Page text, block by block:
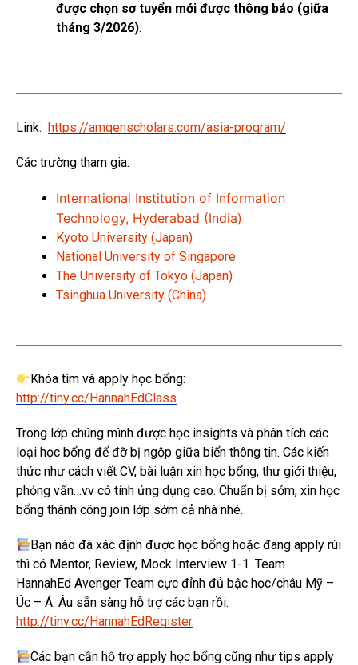
được chọn sơ tuyển mới được thông báo (giữa
tháng 3/2026).
Link: https://amgenscholars.com/asia-program/
Các trường tham gia:
International Institution of Information
Technology, Hyderabad (India)
Kyoto University (Japan)
National University of Singapore
The University of Tokyo (Japan)
Tsinghua University (China)
Khóa tìm và apply học bổng:
http://tiny.cc/HannahEdClass
Trong lớp chúng mình được học insights và phân tích các
loại học bổng để đỡ bị ngộp giữa biển thông tin. Các kiến
thức như cách viết CV, bài luận xin học bổng, thư giới thiệu,
phỏng vấn…vv có tính ứng dụng cao. Chuẩn bị sớm, xin học
bổng thành công join lớp sớm cả nhà nhé.
Bạn nào đã xác định được học bổng hoặc đang apply rùi
thì có Mentor, Review, Mock Interview 1-1. Team
HannahEd Avenger Team cực đỉnh đủ bậc học/châu Mỹ –
Úc – Á. Âu sẵn sàng hỗ trợ các bạn rồi:
http://tiny.cc/HannahEdRegister
Các bạn cần hỗ trợ apply học bổng cũng như tips apply